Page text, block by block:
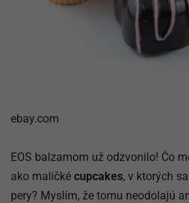
ebay.com
EOS balzamom už odzvonilo! Čo
ako maličké cupcakes, v ktorých
pery? Myslím, že tomu neodolajú